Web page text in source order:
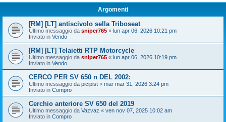
Argomenti
[RM] [LT] antiscivolo sella Triboseat
Ultimo messaggio da sniper765 « lun apr 06, 2026 10:21 pm
Inviato in Vendo
[RM] [LT] Telaietti RTP Motorcycle
Ultimo messaggio da sniper765 « lun apr 06, 2026 10:19 pm
Inviato in Vendo
CERCO PER SV 650 n DEL 2002:
Ultimo messaggio da picipist « mar mar 31, 2026 3:24 pm
Inviato in Compro
Cerchio anteriore SV 650 del 2019
Ultimo messaggio da Vazvaz « ven nov 07, 2025 10:02 am
Inviato in Compro